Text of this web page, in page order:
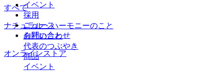
イベント
採用
ニュース
お問い合わせ
オンラインストア
すべて
ナチュラル・ハーモニーのこと
会社のこと
代表のつぶやき
商品
イベント